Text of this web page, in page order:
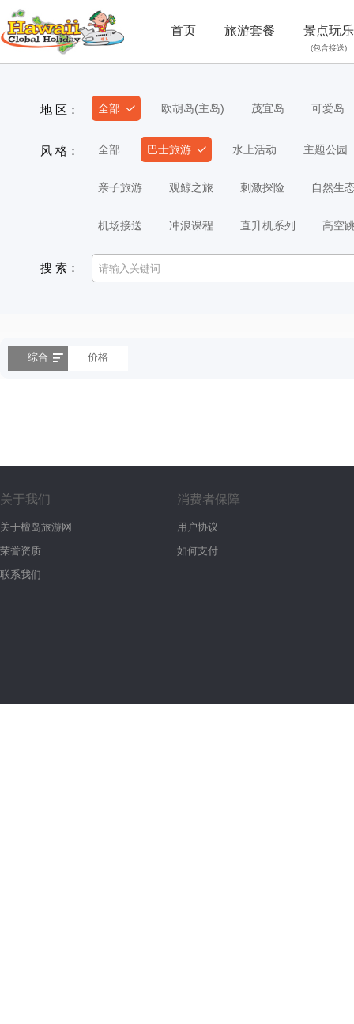
首页 旅游套餐 景点玩乐
(包含接送)
地 区： 全部 欧胡岛(主岛) 茂宜岛 可爱岛
风 格： 全部 巴士旅游 水上活动 主题公园
亲子旅游 观鲸之旅 刺激探险 自然生
机场接送 冲浪课程 直升机系列 高空
搜 索：
综合 价格
关于我们
关于檀岛旅游网
荣誉资质
联系我们
消费者保障
用户协议
如何支付